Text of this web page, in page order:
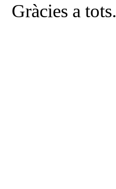
Gràcies a tots.